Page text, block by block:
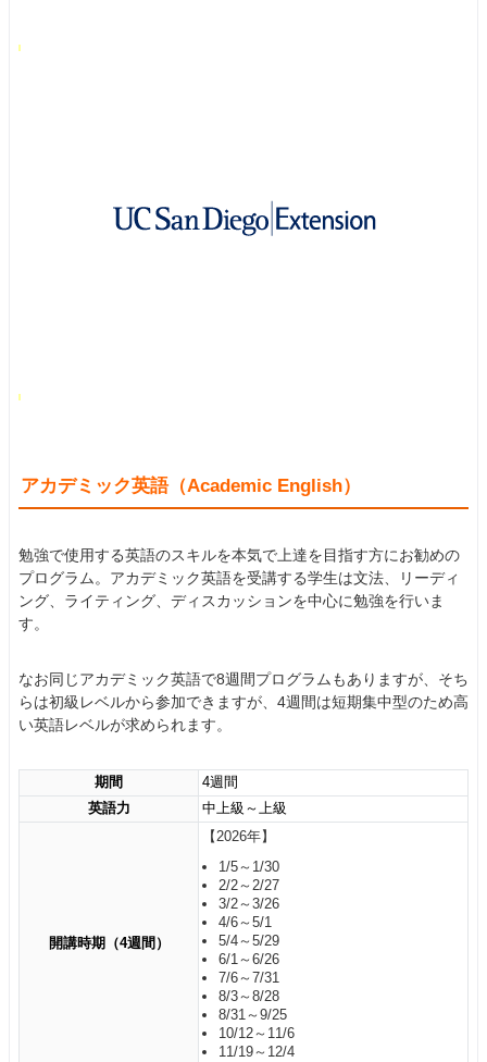
アカデミック英語（Academic English）
勉強で使用する英語のスキルを本気で上達を目指す方にお勧めの
プログラム。アカデミック英語を受講する学生は文法、リーディ
ング、ライティング、ディスカッションを中心に勉強を行いま
す。
なお同じアカデミック英語で8週間プログラムもありますが、そち
らは初級レベルから参加できますが、4週間は短期集中型のため高
い英語レベルが求められます。
期間
4週間
英語力
中上級～上級
開講時期（4週間）
【2026年】
1/5～1/30
2/2～2/27
3/2～3/26
4/6～5/1
5/4～5/29
6/1～6/26
7/6～7/31
8/3～8/28
8/31～9/25
10/12～11/6
11/19～12/4